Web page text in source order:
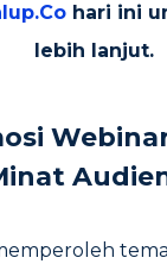
hari ini
lebih lanjut.